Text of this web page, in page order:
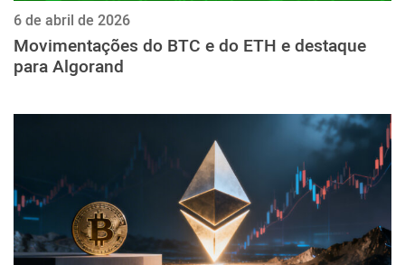
6 de abril de 2026
Movimentações do BTC e do ETH e destaque
para Algorand